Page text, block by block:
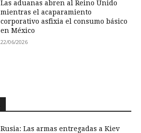
Las aduanas abren al Reino Unido
mientras el acaparamiento
corporativo asfixia el consumo básico
en México
22/06/2026
Rusia: Las armas entregadas a Kiev